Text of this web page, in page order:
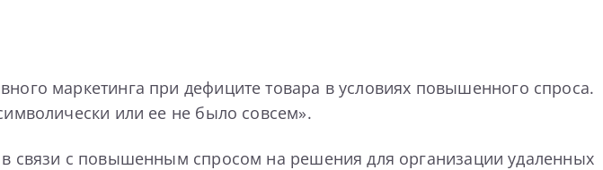
маркетинга при дефиците товара в условиях повышенного спроса.
или ее не было совсем».
в связи с повышенным спросом на решения для организации удаленных